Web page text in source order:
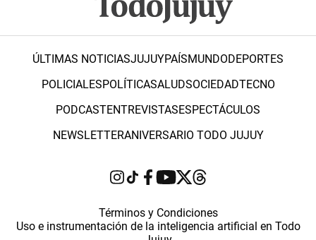
ÚLTIMAS NOTICIASJUJUYPAÍSMUNDODEPORTES
POLICIALESPOLÍTICASALUDSOCIEDADTECNO
PODCASTENTREVISTASESPECTÁCULOS
NEWSLETTERANIVERSARIO TODO JUJUY
Términos y Condiciones
Uso e instrumentación de la inteligencia artificial en Todo